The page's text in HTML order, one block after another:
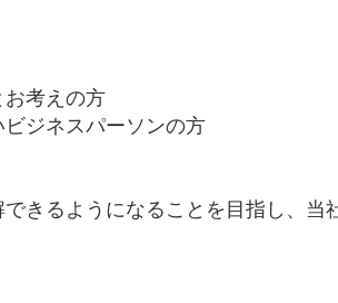
考えの方
ジネスパーソンの方
きるようになることを目指し、当